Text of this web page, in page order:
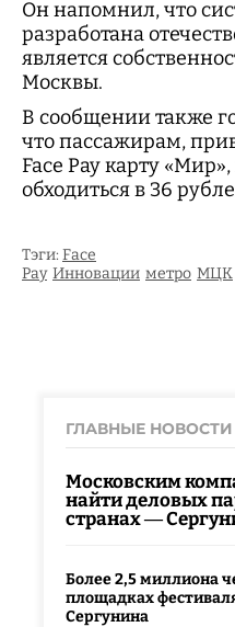
Он напомнил, что
разработана
является
Москвы.
В сообщении также
что пассажирам,
Face Pay карту
обходиться в 36
Тэги: Face
Pay Инновации метро МЦК
ГЛАВНЫЕ НОВОСТИ
Московским
найти деловых
странах —
Более 2,5 миллиона
площадках
Сергунина